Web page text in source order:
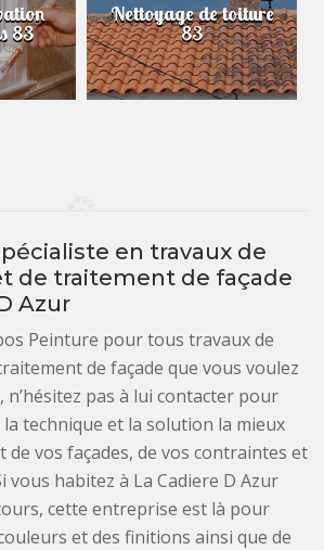
83
Nettoyage de toiture
83
en travaux de
de traitement de façade
Azur
Peinture pour tous travaux de
de façade que vous voulez
n’hésitez pas à lui contacter pour
technique et la solution la mieux
vos façades, de vos contraintes et
vous habitez à La Cadiere D Azur
cette entreprise est là pour
et des finitions ainsi que de